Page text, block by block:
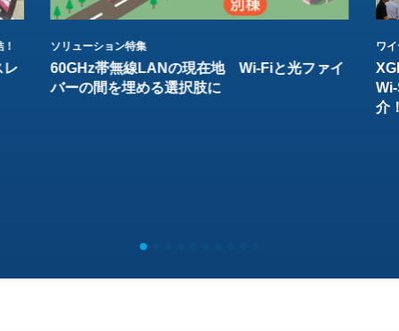
レ
ソリューション特集
60GHz帯無線LANの現在地 Wi-Fiと光ファイ
バーの間を埋める選択肢に
ワ
介